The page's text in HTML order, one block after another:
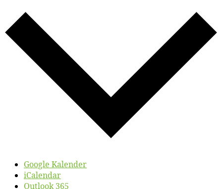
Google Kalender
iCalendar
Outlook 365